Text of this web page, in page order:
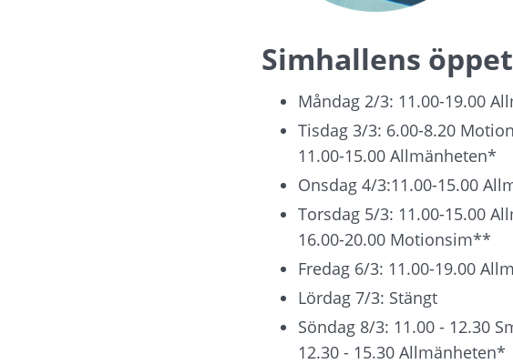
Simhallens
Måndag 2/3: 11.00-19.00
Tisdag 3/3: 6.00-8.20
11.00-15.00 Allmänheten*
Onsdag 4/3:11.00-15.00
Torsdag 5/3: 11.00-15.00
16.00-20.00 Motionsim**
Fredag 6/3: 11.00-19.00
Lördag 7/3: Stängt
Söndag 8/3: 11.00 - 12.30
12.30 - 15.30 Allmänheten*